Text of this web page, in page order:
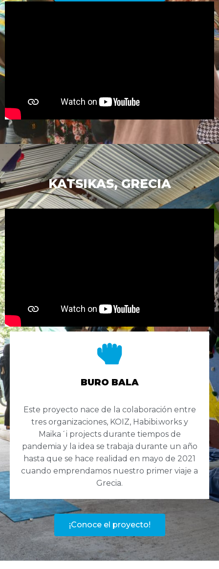
KATSIKAS, GRECIA
BURO BALA
Este proyecto nace de la colaboración entre
tres organizaciones, KOIZ, Habibi.works y
Maika´i projects durante tiempos de
pandemia y la idea se trabaja durante un año
hasta que se hace realidad en mayo de 2021
cuando emprendamos nuestro primer viaje a
Grecia.
¡Conoce el proyecto!